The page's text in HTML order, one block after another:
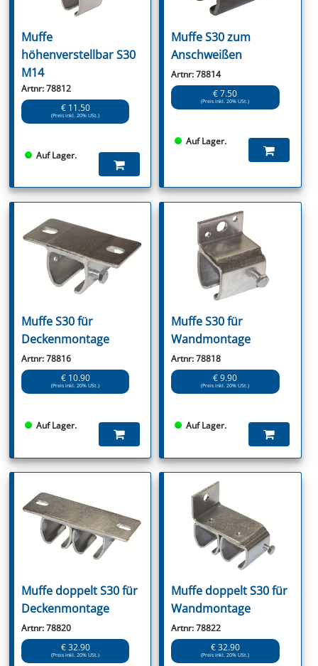
Muffe
höhenverstellbar S30
M14
Artnr: 78812
€ 11.50
(Preis inkl. 20% USt.)
Auf Lager.
Muffe S30 zum
Anschweißen
Artnr: 78814
€ 7.50
(Preis inkl. 20% USt.)
Auf Lager.
Muffe S30 für
Deckenmontage
Artnr: 78816
€ 10.90
(Preis inkl. 20% USt.)
Auf Lager.
Muffe S30 für
Wandmontage
Artnr: 78818
€ 9.90
(Preis inkl. 20% USt.)
Auf Lager.
Muffe doppelt S30 für
Deckenmontage
Artnr: 78820
€ 32.90
(Preis inkl. 20% USt.)
Muffe doppelt S30 für
Wandmontage
Artnr: 78822
€ 32.90
(Preis inkl. 20% USt.)